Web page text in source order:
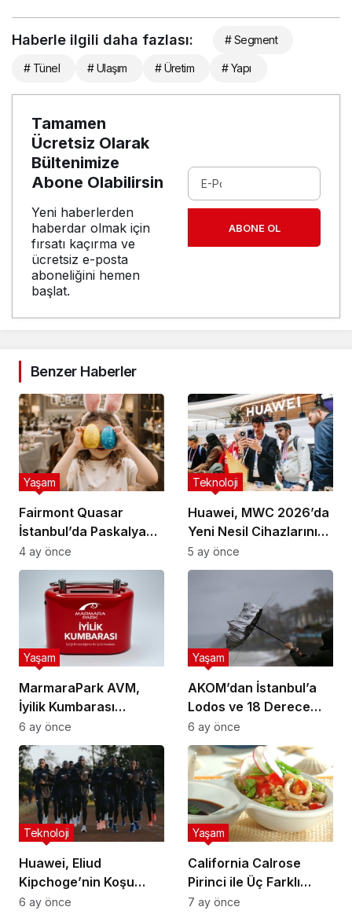
Haberle ilgili daha fazlası: # Segment
# Tünel # Ulaşım # Üretim # Yapı
Tamamen
Ücretsiz Olarak
Bültenimize
Abone Olabilirsin
Yeni haberlerden
haberdar olmak için
fırsatı kaçırma ve
ücretsiz e-posta
aboneliğini hemen
başlat.
ABONE OL
Benzer Haberler
Fairmont Quasar
İstanbul’da Paskalya
Brunch Etkinliği
Düzenlenecek
Yaşam
4 ay önce
Huawei, MWC 2026’da
Yeni Nesil Cihazlarını
Tanıttı
Teknoloji
5 ay önce
MarmaraPark AVM,
İyilik Kumbarası
Projesiyle UNICEF
Türkiye’ye Bağış
Topluyor
Yaşam
6 ay önce
AKOM’dan İstanbul’a
Lodos ve 18 Derece
Uyarısı
Yaşam
6 ay önce
Huawei, Eliud
Kipchoge’nin Koşu
Takımıyla Teknoloji
Teknoloji
6 ay önce
California Calrose
Pirinci ile Üç Farklı
Yemek Tarifi Önerisi
Yaşam
7 ay önce